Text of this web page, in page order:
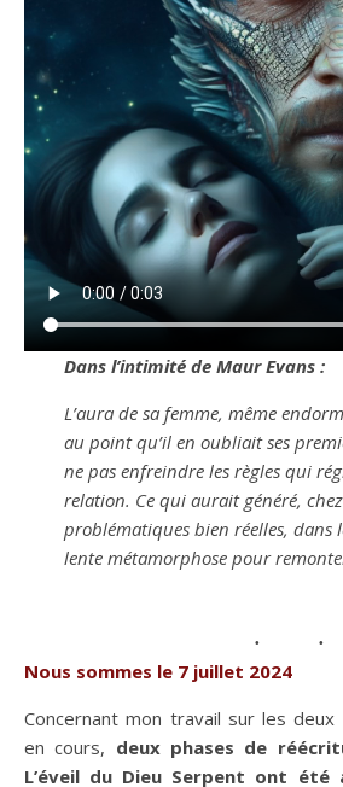
Dans l’intimité de Maur Evans :
L’aura de sa femme, même
au point qu’il en oubliait ses
ne pas enfreindre les règles qui
relation. Ce qui aurait généré,
problématiques bien réelles, dans
lente métamorphose pour
Nous sommes le 7 juillet 2024
Concernant mon travail sur les
en cours, deux phases de
L’éveil du Dieu Serpent ont été